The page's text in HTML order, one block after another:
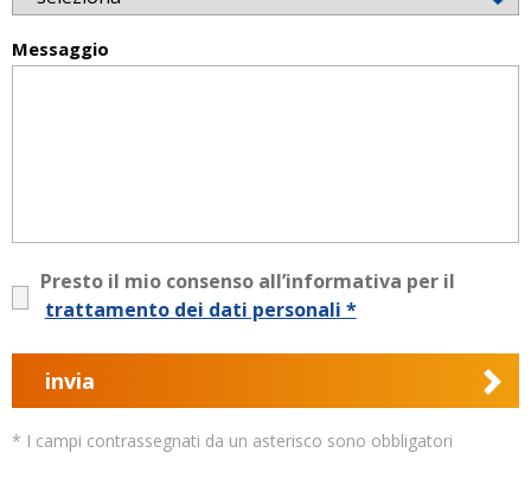
Messaggio
Presto il mio consenso all’informativa per il
trattamento dei dati personali *
invia
* I campi contrassegnati da un asterisco sono obbligatori